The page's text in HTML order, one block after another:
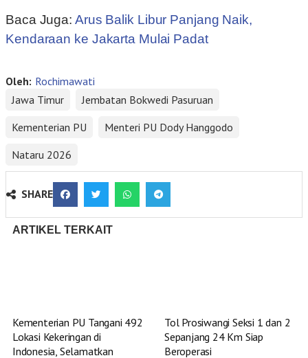
Baca Juga: Arus Balik Libur Panjang Naik,
Kendaraan ke Jakarta Mulai Padat
Oleh: Rochimawati
Jawa Timur
Jembatan Bokwedi Pasuruan
Kementerian PU
Menteri PU Dody Hanggodo
Nataru 2026
SHARE
ARTIKEL TERKAIT
Kementerian PU Tangani 492
Lokasi Kekeringan di
Indonesia, Selamatkan
Tol Prosiwangi Seksi 1 dan 2
Sepanjang 24 Km Siap
Beroperasi